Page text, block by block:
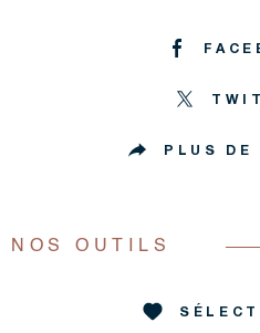
PLUS DE
NOS OUTILS